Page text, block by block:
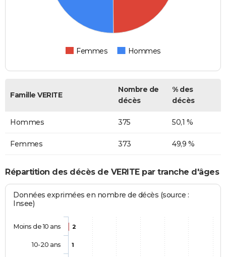
Femmes Hommes
Famille VERITE
Nombre de
décès
% des
décès
Hommes 375 50,1 %
Femmes 373 49,9 %
Répartition des décès de VERITE par tranche d'âges
Données exprimées en nombre de décès (source :
Insee)
2
1
Moins de 10 ans
10-20 ans